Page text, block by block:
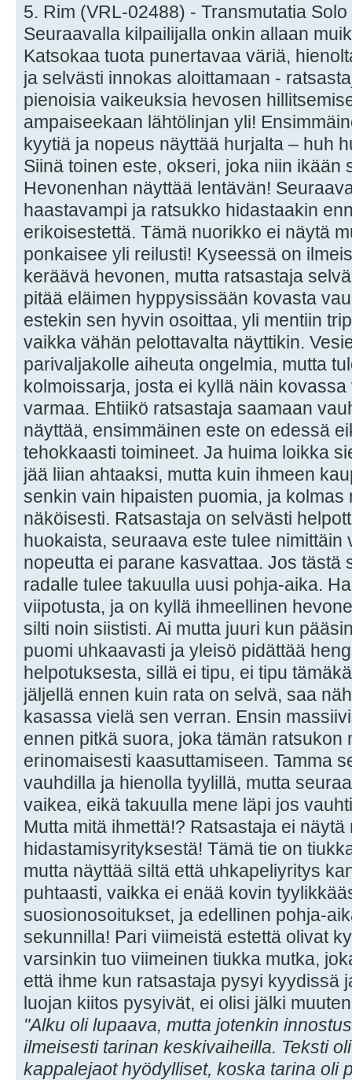
5. Rim (VRL-02488) - Transmutatia
Seuraavalla kilpailijalla onkin allaan
Katsokaa tuota punertavaa väriä,
ja selvästi innokas aloittamaan -
pienoisia vaikeuksia hevosen
ampaiseekaan lähtölinjan yli!
kyytiä ja nopeus näyttää hurjalta – huh
Siinä toinen este, okseri, joka niin ikään
Hevonenhan näyttää lentävän!
haastavampi ja ratsukko hidastaakin
erikoisestettä. Tämä nuorikko ei näytä
ponkaisee yli reilusti! Kyseessä on
keräävä hevonen, mutta ratsastaja
pitää eläimen hyppysissään kovasta
estekin sen hyvin osoittaa, yli mentiin
vaikka vähän pelottavalta näyttikin.
parivaljakolle aiheuta ongelmia, mutta
kolmoissarja, josta ei kyllä näin
varmaa. Ehtiikö ratsastaja saamaan
näyttää, ensimmäinen este on edessä
tehokkaasti toimineet. Ja huima loikka
jää liian ahtaaksi, mutta kuin ihmeen
senkin vain hipaisten puomia, ja
näköisesti. Ratsastaja on selvästi
huokaista, seuraava este tulee nimittäin
nopeutta ei parane kasvattaa. Jos tästä
radalle tulee takuulla uusi pohja-aika.
viipotusta, ja on kyllä ihmeellinen
silti noin siististi. Ai mutta juuri kun
puomi uhkaavasti ja yleisö pidättää
helpotuksesta, sillä ei tipu, ei tipu
jäljellä ennen kuin rata on selvä, saa
kasassa vielä sen verran. Ensin
ennen pitkä suora, joka tämän ratsukon
erinomaisesti kaasuttamiseen. Tamma
vauhdilla ja hienolla tyylillä, mutta
vaikea, eikä takuulla mene läpi jos
Mutta mitä ihmettä!? Ratsastaja ei
hidastamisyrityksestä! Tämä tie on
mutta näyttää siltä että uhkapeliyritys
puhtaasti, vaikka ei enää kovin
suosionosoitukset, ja edellinen pohja-
sekunnilla! Pari viimeistä estettä olivat
varsinkin tuo viimeinen tiukka mutka,
että ihme kun ratsastaja pysyi kyydissä
luojan kiitos pysyivät, ei olisi jälki
"Alku oli lupaava, mutta jotenkin
ilmeisesti tarinan keskivaiheilla. Teksti
kappalejaot hyödylliset, koska tarina oli